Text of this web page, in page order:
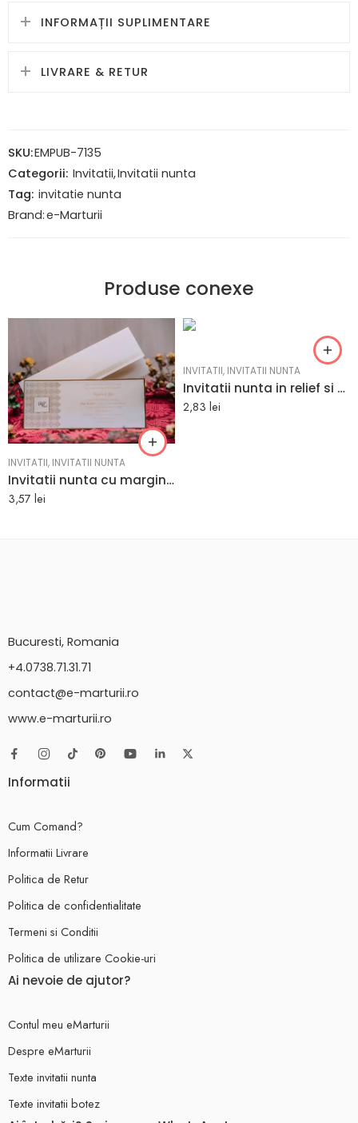
INFORMAȚII SUPLIMENTARE
LIVRARE & RETUR
SKU:EMPUB-7135
Categorii: Invitatii,Invitatii nunta
Tag: invitatie nunta
Brand:e-Marturii
Produse conexe
INVITATII, INVITATII NUNTA
Invitatii nunta cu margini aurii şi model cu iniţialele mirilor 11.5 x 27.5 cm
3,57 lei
INVITATII, INVITATII NUNTA
Invitatii nunta in relief si decupaj in forma de inima 10.8 x 21 cm
2,83 lei
Bucuresti, Romania
+4.0738.71.31.71
contact@e-marturii.ro
www.e-marturii.ro
Informatii
Cum Comand?
Informatii Livrare
Politica de Retur
Politica de confidentialitate
Termeni si Conditii
Politica de utilizare Cookie-uri
Ai nevoie de ajutor?
Contul meu eMarturii
Despre eMarturii
Texte invitatii nunta
Texte invitatii botez